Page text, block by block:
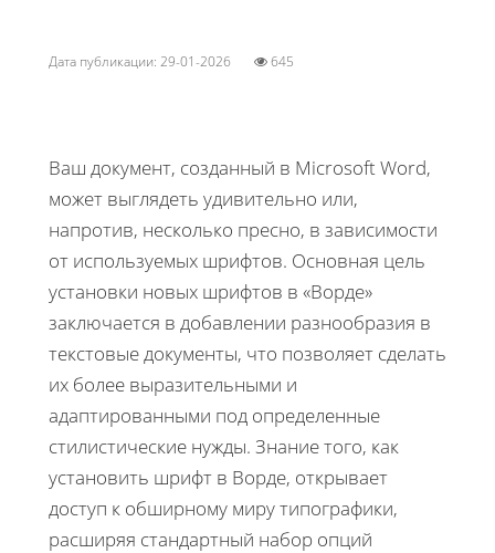
Дата публикации: 29-01-2026 645
Ваш документ, созданный в Microsoft Word,
может выглядеть удивительно или,
напротив, несколько пресно, в зависимости
от используемых шрифтов. Основная цель
установки новых шрифтов в «Ворде»
заключается в добавлении разнообразия в
текстовые документы, что позволяет сделать
их более выразительными и
адаптированными под определенные
стилистические нужды. Знание того, как
установить шрифт в Ворде, открывает
доступ к обширному миру типографики,
расширяя стандартный набор опций